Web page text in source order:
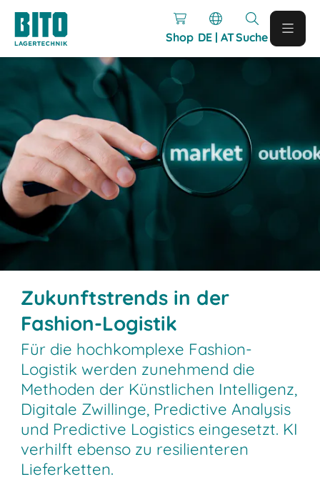
Shop DE | ATSuche
Zukunftstrends in der
Fashion-Logistik
Für die hochkomplexe Fashion-
Logistik werden zunehmend die
Methoden der Künstlichen Intelligenz,
Digitale Zwillinge, Predictive Analysis
und Predictive Logistics eingesetzt. KI
verhilft ebenso zu resilienteren
Lieferketten.